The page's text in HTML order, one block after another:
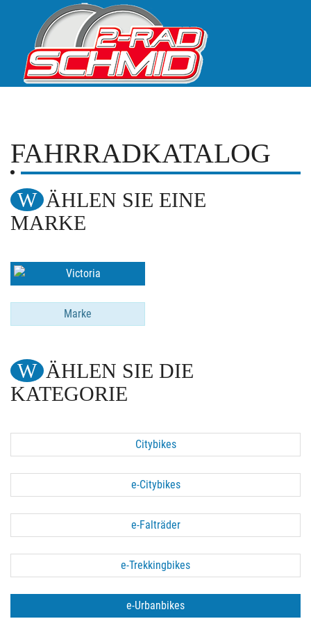
FAHRRADKATALOG
WÄHLEN SIE EINE
MARKE
Marke
WÄHLEN SIE DIE
KATEGORIE
Citybikes
e-Citybikes
e-Falträder
e-Trekkingbikes
e-Urbanbikes